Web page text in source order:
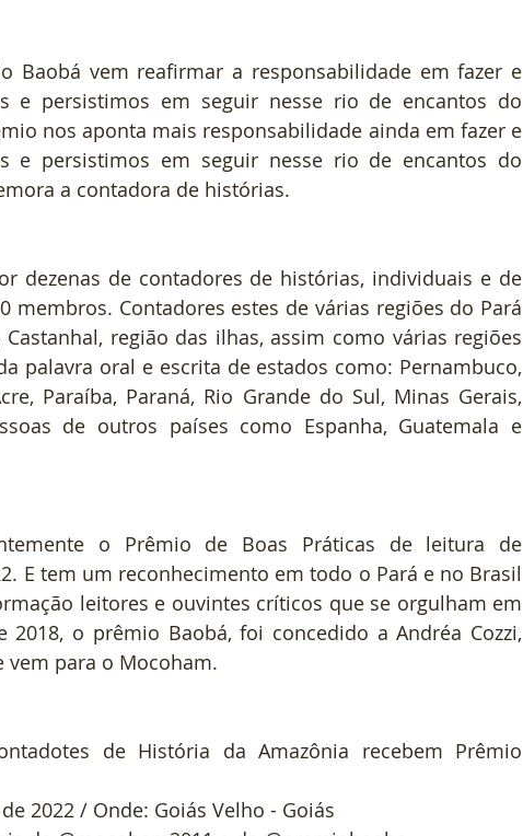
Baobá vem reafirmar a responsabilidade em fazer e
e persistimos em seguir nesse rio de encantos do
nos aponta mais responsabilidade ainda em fazer e
e persistimos em seguir nesse rio de encantos do
a contadora de histórias.
dezenas de contadores de histórias, individuais e de
membros. Contadores estes de várias regiões do Pará
região das ilhas, assim como várias regiões
palavra oral e escrita de estados como: Pernambuco,
Paraíba, Paraná, Rio Grande do Sul, Minas Gerais,
de outros países como Espanha, Guatemala e
o Prêmio de Boas Práticas de leitura de
E tem um reconhecimento em todo o Pará e no Brasil
leitores e ouvintes críticos que se orgulham em
2018, o prêmio Baobá, foi concedido a Andréa Cozzi,
vem para o Mocoham.
de História da Amazônia recebem Prêmio
2022 / Onde: Goiás Velho - Goiás